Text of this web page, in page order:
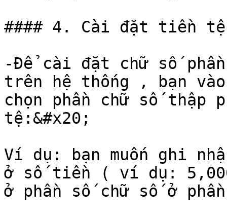
#### 4. Cài đặt tiền tệ
-Để cài đặt chữ số
trên hệ thống , bạn
chọn phần chữ số
tệ:&#x20;
Ví dụ: bạn muốn ghi
ở số tiền ( ví dụ:
ở phần số chữ số ở